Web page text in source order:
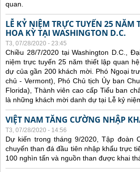
quan.
LỄ KỶ NIỆM TRỰC TUYẾN 25 NĂM
HOA KỲ TẠI WASHINGTON D.C.
T3, 07/28/2020 - 23:45
Chiều 28/7/2020 tại Washington D.C.,
niệm trực tuyến 25 năm thiết lập quan
dự của gần 200 khách mời. Phó Ngoại
chủ - Vermont), Phó Chủ tịch Ủy ban
Florida), Thành viên cao cấp Tiểu ban
là những khách mời danh dự tại Lễ kỷ
VIỆT NAM TĂNG CƯỜNG NHẬP
T3, 07/28/2020 - 14:56
Dự kiến trong tháng 9/2020, Tập đoàn
chuyến than đá đầu tiên nhập khẩu trực
100 nghìn tấn và nguồn than được khai